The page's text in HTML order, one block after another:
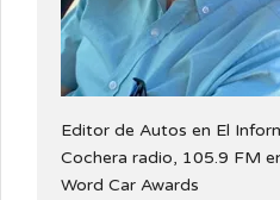
Editor de Autos en El
Cochera radio, 105.9 FM
Word Car Awards